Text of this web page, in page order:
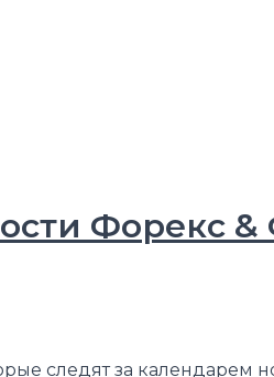
Форекс
следят за календарем